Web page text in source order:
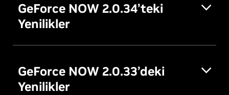
GeForce NOW 2.0.34’teki
Yenilikler
GeForce NOW 2.0.33’deki
Yenilikler